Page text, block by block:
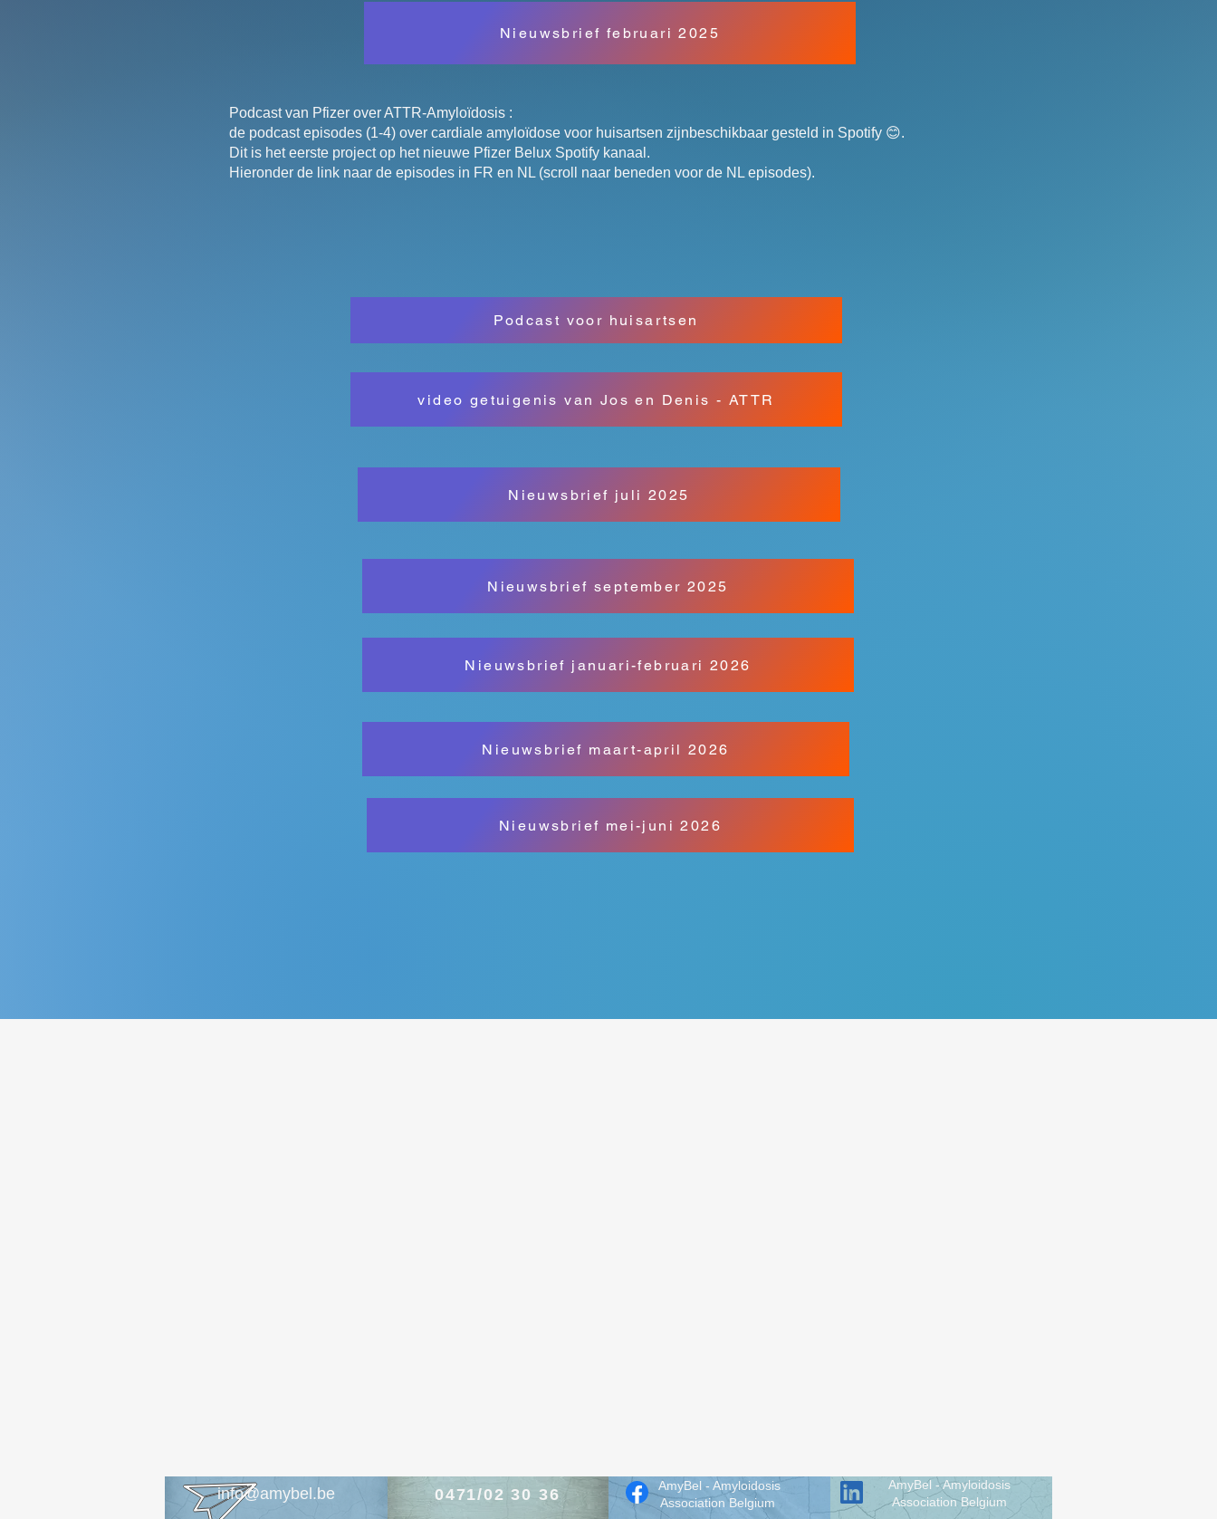
Nieuwsbrief februari 2025
Podcast van Pfizer over ATTR-Amyloïdosis :
de podcast episodes (1-4) over cardiale amyloïdose voor huisartsen zijnbeschikbaar gesteld in Spotify 😊.
Dit is het eerste project op het nieuwe Pfizer Belux Spotify kanaal.
Hieronder de link naar de episodes in FR en NL (scroll naar beneden voor de NL episodes).
Podcast voor huisartsen
video getuigenis van Jos en Denis - ATTR
Nieuwsbrief juli 2025
Nieuwsbrief september 2025
Nieuwsbrief januari-februari 2026
Nieuwsbrief maart-april 2026
Nieuwsbrief mei-juni 2026
info@amybel.be 0471/02 30 36
AmyBel - Amyloidosis
Association Belgium
AmyBel - Amyloidosis
Association Belgium